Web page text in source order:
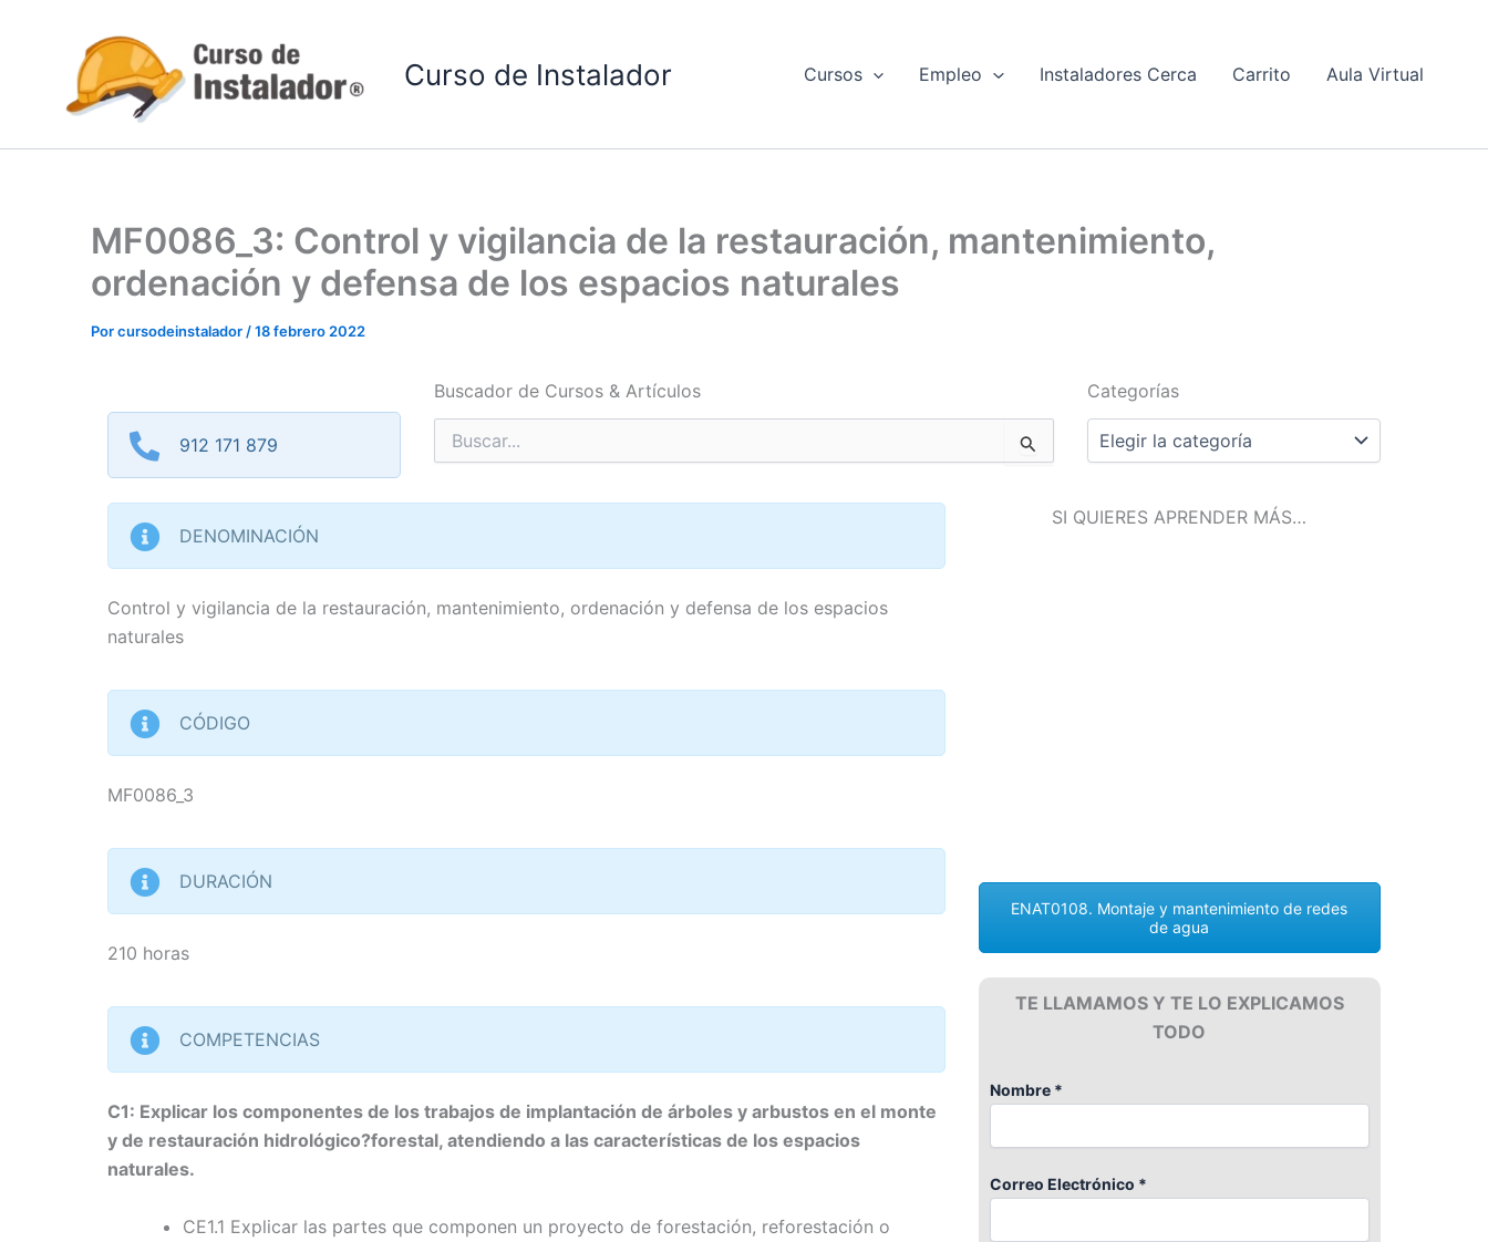
contenido
Curso de Instalador Cursos Empleo Instaladores Cerca Carrito Aula Virtual
MF0086_3: Control y vigilancia de la restauración, mantenimiento,
ordenación y defensa de los espacios naturales
Porcursodeinstalador/18 febrero 2022
912 171 879
Buscador de Cursos & Artículos
Buscar
por:
Categorías
Categorías
DENOMINACIÓN
Control y vigilancia de la restauración, mantenimiento, ordenación y defensa de los espacios
naturales
CÓDIGO
MF0086_3
DURACIÓN
210 horas
COMPETENCIAS
C1: Explicar los componentes de los trabajos de implantación de árboles y arbustos en el monte
y de restauración hidrológico?forestal, atendiendo a las características de los espacios
naturales.
CE1.1 Explicar las partes que componen un proyecto de forestación, reforestación o
SI QUIERES APRENDER MÁS…
ENAT0108. Montaje y mantenimiento de redes
de agua
TE LLAMAMOS Y TE LO EXPLICAMOS
TODO
Nombre *
Correo Electrónico *